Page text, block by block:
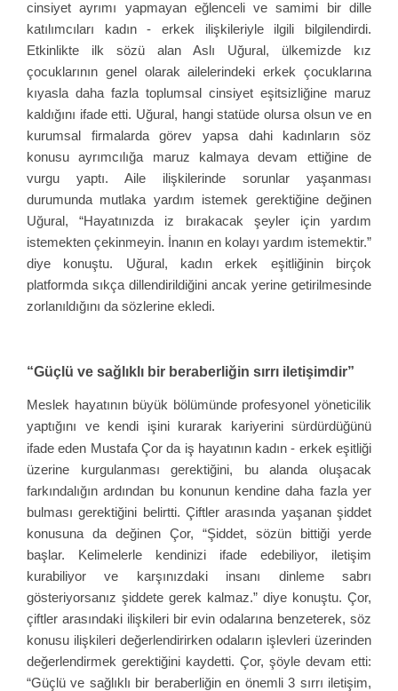
cinsiyet ayrımı yapmayan eğlenceli ve samimi bir dille
katılımcıları kadın - erkek ilişkileriyle ilgili bilgilendirdi.
Etkinlikte ilk sözü alan Aslı Uğural, ülkemizde kız
çocuklarının genel olarak ailelerindeki erkek çocuklarına
kıyasla daha fazla toplumsal cinsiyet eşitsizliğine maruz
kaldığını ifade etti. Uğural, hangi statüde olursa olsun ve en
kurumsal firmalarda görev yapsa dahi kadınların söz
konusu ayrımcılığa maruz kalmaya devam ettiğine de
vurgu yaptı. Aile ilişkilerinde sorunlar yaşanması
durumunda mutlaka yardım istemek gerektiğine değinen
Uğural, “Hayatınızda iz bırakacak şeyler için yardım
istemekten çekinmeyin. İnanın en kolayı yardım istemektir.”
diye konuştu. Uğural, kadın erkek eşitliğinin birçok
platformda sıkça dillendirildiğini ancak yerine getirilmesinde
zorlanıldığını da sözlerine ekledi.
“Güçlü ve sağlıklı bir beraberliğin sırrı iletişimdir”
Meslek hayatının büyük bölümünde profesyonel yöneticilik
yaptığını ve kendi işini kurarak kariyerini sürdürdüğünü
ifade eden Mustafa Çor da iş hayatının kadın - erkek eşitliği
üzerine kurgulanması gerektiğini, bu alanda oluşacak
farkındalığın ardından bu konunun kendine daha fazla yer
bulması gerektiğini belirtti. Çiftler arasında yaşanan şiddet
konusuna da değinen Çor, “Şiddet, sözün bittiği yerde
başlar. Kelimelerle kendinizi ifade edebiliyor, iletişim
kurabiliyor ve karşınızdaki insanı dinleme sabrı
gösteriyorsanız şiddete gerek kalmaz.” diye konuştu. Çor,
çiftler arasındaki ilişkileri bir evin odalarına benzeterek, söz
konusu ilişkileri değerlendirirken odaların işlevleri üzerinden
değerlendirmek gerektiğini kaydetti. Çor, şöyle devam etti:
“Güçlü ve sağlıklı bir beraberliğin en önemli 3 sırrı iletişim,